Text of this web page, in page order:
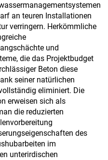
an teuren Installationen
verringern. Herkömmliche
und
die das Projektbudget
Beton diese
seiner natürlichen
eliminiert. Die
erweisen sich als
die reduzierten
des
im
unterirdischen